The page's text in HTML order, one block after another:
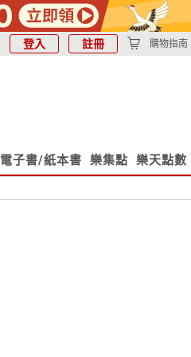
登入 註冊 購物指南
電子書/紙本書 樂集點 樂天點數